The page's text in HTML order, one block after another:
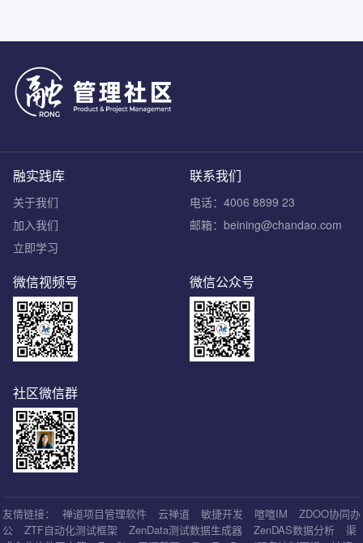
联系我们
电话：4006 8899 23
邮箱：beining@chandao.com
融实践库
关于我们
加入我们
立即学习
微信公众号
微信视频号
社区微信群
友情链接： 禅道项目管理软件 云禅道 敏捷开发 喧喧IM
ZDOO协同办
公
ZTF自动化测试框架 ZenData测试数据生成器 ZenDAS数据分析
渠